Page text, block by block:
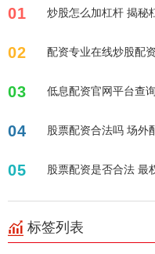
01 炒股怎么加杠杆 揭秘
02 配资专业在线炒股配
03 低息配资官网平台查
04 股票配资合法吗 场外
05 股票配资是否合法 最
标签列表